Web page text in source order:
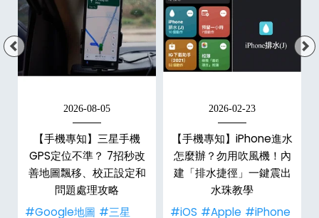
2026-08-05
【手機專知】三星手機
GPS定位不準？ 7招秒改
善地圖飄移、校正設定和
問題處理攻略
#Google地圖 #三星
2026-02-23
【手機專知】iPhone進水
怎麼辦？勿用吹風機！內
建「排水捷徑」一鍵震出
水珠教學
#iOS #Apple #iPhone